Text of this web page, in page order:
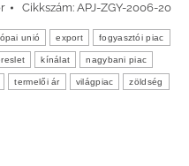
Cikkszám: APJ-ZGY-2006-20
unió export fogyasztói piac
kínálat nagybani piac
termelői ár világpiac zöldség